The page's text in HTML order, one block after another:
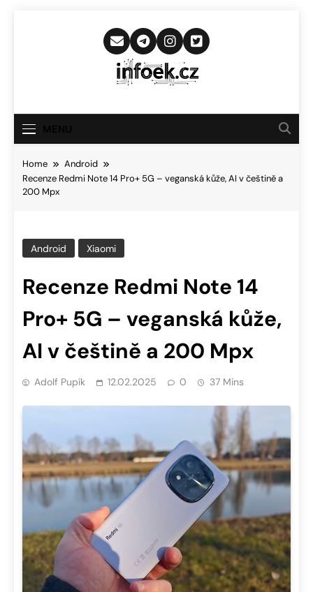
Infoek.cz
Novinkám
Home
Android
Recenze Redmi Note 14 Pro+ 5G – veganská kůže, AI v češtině a
200 Mpx
Android Xiaomi
Recenze Redmi Note 14
Pro+ 5G – veganská kůže,
AI v češtině a 200 Mpx
Adolf Pupík 12.02.2025 0 37 Mins